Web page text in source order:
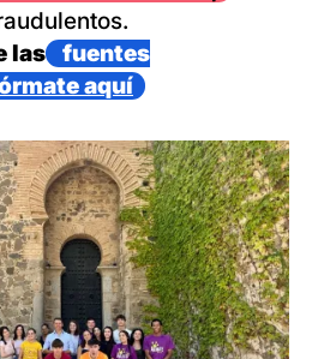
las
fuentes
aquí